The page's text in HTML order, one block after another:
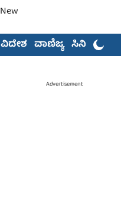
ವಿದೇಶ ವಾಣಿಜ್ಯ ಸಿನಿಮಾ
Advertisement